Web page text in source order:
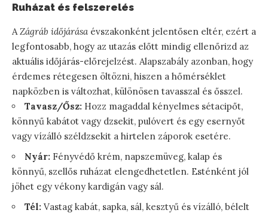
Ruházat és felszerelés
A Zágráb időjárása évszakonként jelentősen eltér, ezért a
legfontosabb, hogy az utazás előtt mindig ellenőrizd az
aktuális időjárás-előrejelzést. Alapszabály azonban, hogy
érdemes rétegesen öltözni, hiszen a hőmérséklet
napközben is változhat, különösen tavasszal és ősszel.
Tavasz/Ősz: Hozz magaddal kényelmes sétacipőt,
könnyű kabátot vagy dzsekit, pulóvert és egy esernyőt
vagy vízálló széldzsekit a hirtelen záporok esetére.
Nyár: Fényvédő krém, napszemüveg, kalap és
könnyű, szellős ruházat elengedhetetlen. Esténként jól
jöhet egy vékony kardigán vagy sál.
Tél: Vastag kabát, sapka, sál, kesztyű és vízálló, bélelt